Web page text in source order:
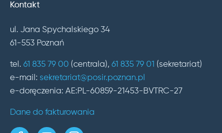
Kontakt
ul. Jana Spychalskiego 34
61-553 Poznań
tel. 61 835 79 00 (centrala), 61 835 79 01 (sekretariat)
e-mail: sekretariat@posir.poznan.pl
e-doręczenia: AE:PL-60859-21453-BVTRC-27
Dane do fakturowania